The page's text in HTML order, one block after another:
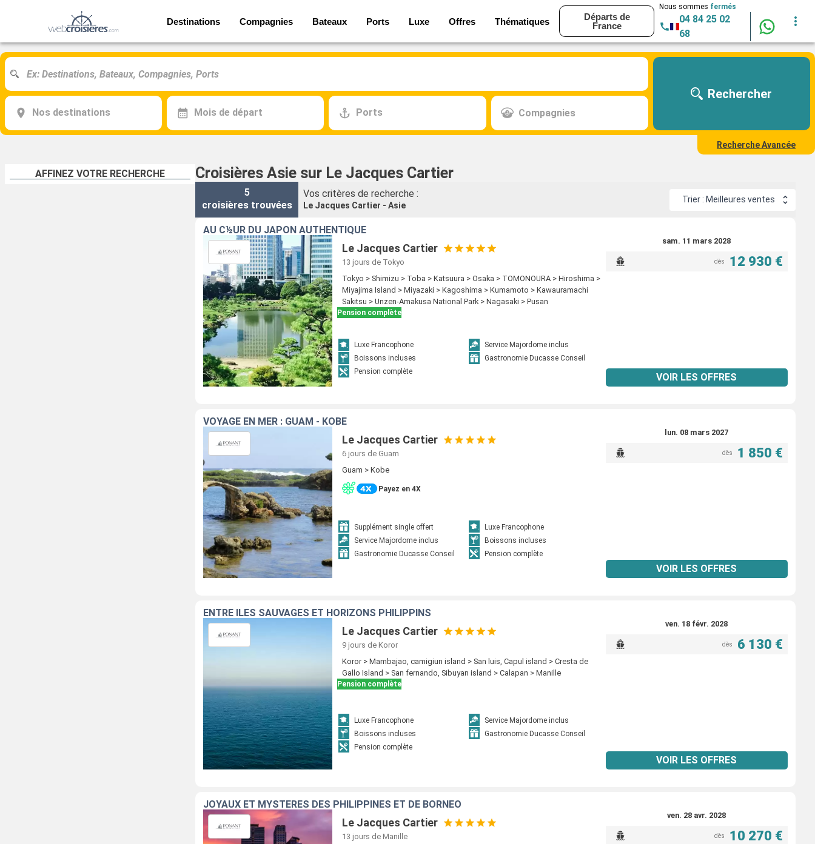
Destinations Compagnies Bateaux Ports Luxe Offres Thématiques
Départs de
France
Nous sommes fermés
04 84 25 02
68
Nos destinations Mois de départ Ports Compagnies
Rechercher
Recherche Avancée
AFFINEZ VOTRE RECHERCHE Croisières Asie sur Le Jacques Cartier
5
croisières trouvées
Vos critères de recherche :
Le Jacques Cartier - Asie
Trier : Meilleures ventes
AU C½UR DU JAPON AUTHENTIQUE
Le Jacques Cartier
13 jours de Tokyo
Tokyo > Shimizu > Toba > Katsuura > Osaka > TOMONOURA > Hiroshima >
Miyajima Island > Miyazaki > Kagoshima > Kumamoto > Kawauramachi
Sakitsu > Unzen-Amakusa National Park > Nagasaki > Pusan
Pension complète
Luxe Francophone
Service Majordome inclus
Boissons incluses
Gastronomie Ducasse Conseil
Pension complète
sam. 11 mars 2028
dès 12 930 €
VOIR LES OFFRES
VOYAGE EN MER : GUAM - KOBE
Le Jacques Cartier
6 jours de Guam
Guam > Kobe
Payez en 4X
Supplément single offert
Luxe Francophone
Service Majordome inclus
Boissons incluses
Gastronomie Ducasse Conseil
Pension complète
lun. 08 mars 2027
dès 1 850 €
VOIR LES OFFRES
ENTRE ÎLES SAUVAGES ET HORIZONS PHILIPPINS
Le Jacques Cartier
9 jours de Koror
Koror > Mambajao, camigiun island > San luis, Capul island > Cresta de
Gallo Island > San fernando, Sibuyan island > Calapan > Manille
Pension complète
Luxe Francophone
Service Majordome inclus
Boissons incluses
Gastronomie Ducasse Conseil
Pension complète
ven. 18 févr. 2028
dès 6 130 €
VOIR LES OFFRES
JOYAUX ET MYSTÈRES DES PHILIPPINES ET DE BORNÉO
Le Jacques Cartier
13 jours de Manille
ven. 28 avr. 2028
dès 10 270 €